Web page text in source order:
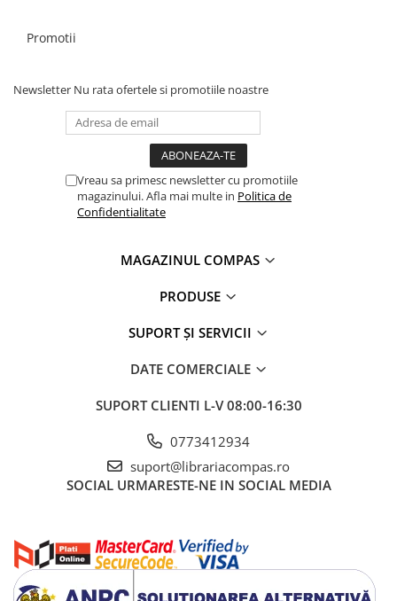
Romane ilustrate
ficțiune
Psihologie și dezvoltare personală
Biografii și memorii
Sănătate și stil de viață
Artă și fotografie
Istorie și științe sociale
Literatură în limbi străine
Gramatică și vocabulare
Papetărie și articole din hârtie
Agende datate
Agende nedatate
Agende pentru copii
Promotii
Newsletter Nu rata ofertele si promotiile noastre
Vreau sa primesc newsletter cu promotiile
magazinului. Afla mai multe in Politica de
Confidentialitate
MAGAZINUL COMPAS
PRODUSE
SUPORT ȘI SERVICII
DATE COMERCIALE
SUPORT CLIENTI L-V 08:00-16:30
0773412934
suport@librariacompas.ro
SOCIAL URMARESTE-NE IN SOCIAL MEDIA